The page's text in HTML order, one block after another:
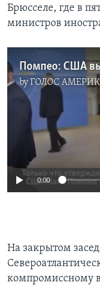
Брюсселе, где в
министров
byГОЛОС
No
0:00
На закрытом
компромиссному